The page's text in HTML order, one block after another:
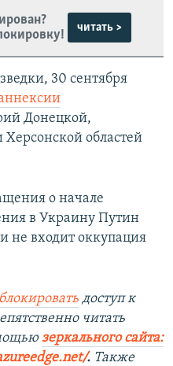
читать >
30 сентября
Донецкой,
областей
о начале
в Украину Путин
не входит оккупация
доступ к
читать
зеркального сайта:
. ​ Также